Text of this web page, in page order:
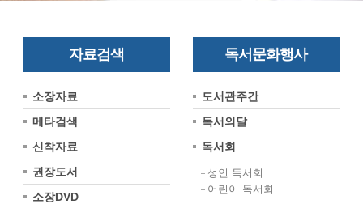
자료검색
소장자료
메타검색
신착자료
권장도서
소장DVD
독서문화행사
도서관주간
독서의달
독서회
성인 독서회
어린이 독서회